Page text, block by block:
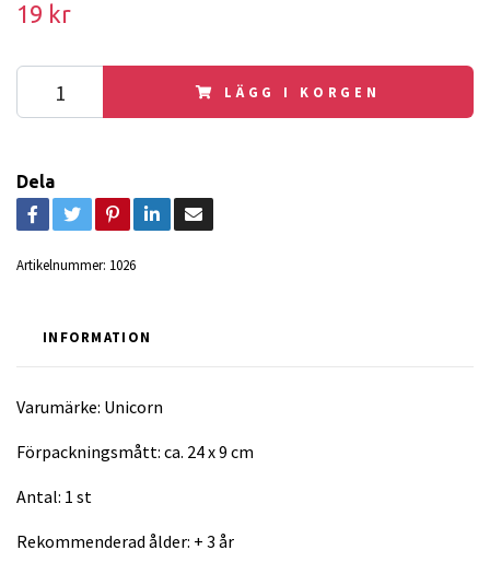
19 kr
LÄGG I KORGEN
Dela
Artikelnummer: 1026
INFORMATION
Varumärke: Unicorn
Förpackningsmått: ca. 24 x 9 cm
Antal: 1 st
Rekommenderad ålder: + 3 år